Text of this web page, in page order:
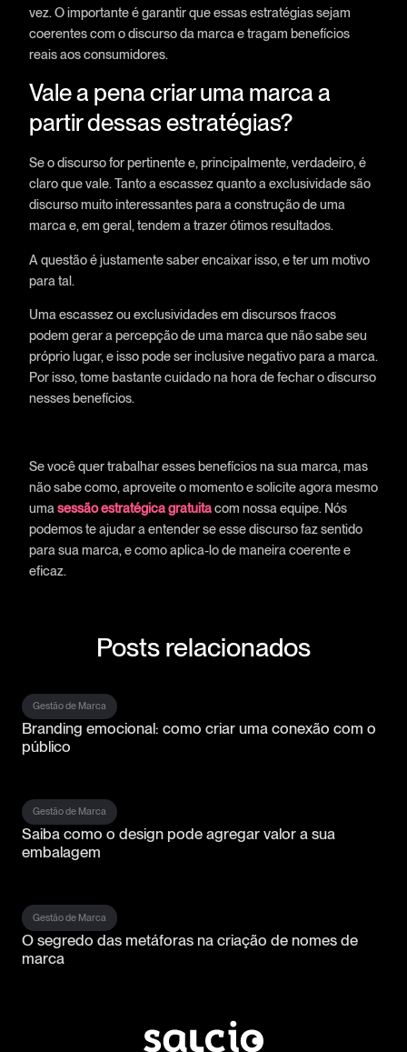
vez. O importante é garantir que essas estratégias sejam
coerentes com o discurso da marca e tragam benefícios
reais aos consumidores.
Vale a pena criar uma marca a
partir dessas estratégias?
Se o discurso for pertinente e, principalmente, verdadeiro, é
claro que vale. Tanto a escassez quanto a exclusividade são
discurso muito interessantes para a construção de uma
marca e, em geral, tendem a trazer ótimos resultados.
A questão é justamente saber encaixar isso, e ter um motivo
para tal.
Uma escassez ou exclusividades em discursos fracos
podem gerar a percepção de uma marca que não sabe seu
próprio lugar, e isso pode ser inclusive negativo para a marca.
Por isso, tome bastante cuidado na hora de fechar o discurso
nesses benefícios.
Se você quer trabalhar esses benefícios na sua marca, mas
não sabe como, aproveite o momento e solicite agora mesmo
uma sessão estratégica gratuitacom nossa equipe. Nós
podemos te ajudar a entender se esse discurso faz sentido
para sua marca, e como aplica-lo de maneira coerente e
eficaz.
Posts relacionados
Gestão de Marca
Branding emocional: como criar uma conexão com o
público
Gestão de Marca
Saiba como o design pode agregar valor a sua
embalagem
Gestão de Marca
O segredo das metáforas na criação de nomes de
marca